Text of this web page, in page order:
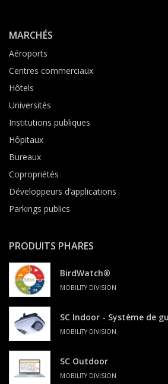
MARCHÉS
Aéroports
Centres commerciaux
Hôtels
Universités
Institutions publiques
Hôpitaux
Bureaux
Copropriétés
Développeurs d’applications
Parkings publics
PRODUITS PHARES
BirdWatch®
MOBILITY DIVISION
SC Indoor - Système de
MOBILITY DIVISION
SC Outdoor
MOBILITY DIVISION